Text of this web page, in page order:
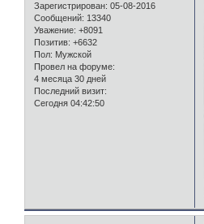
Зарегистрирован: 05-08-2016
Сообщений: 13340
Уважение: +8091
Позитив: +6632
Пол: Мужской
Провел на форуме:
4 месяца 30 дней
Последний визит:
Сегодня 04:42:50